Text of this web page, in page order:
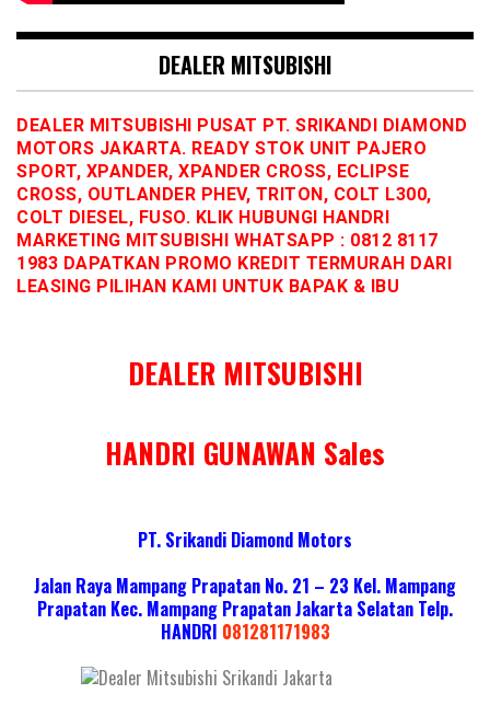
DEALER MITSUBISHI
DEALER MITSUBISHI PUSAT PT. SRIKANDI DIAMOND
MOTORS JAKARTA. READY STOK UNIT PAJERO
SPORT, XPANDER, XPANDER CROSS, ECLIPSE
CROSS, OUTLANDER PHEV, TRITON, COLT L300,
COLT DIESEL, FUSO. KLIK HUBUNGI HANDRI
MARKETING MITSUBISHI WHATSAPP : 0812 8117
1983 DAPATKAN PROMO KREDIT TERMURAH DARI
LEASING PILIHAN KAMI UNTUK BAPAK & IBU
DEALER MITSUBISHI
HANDRI GUNAWAN Sales
PT. Srikandi Diamond Motors
Jalan Raya Mampang Prapatan No. 21 – 23 Kel. Mampang
Prapatan Kec. Mampang Prapatan Jakarta Selatan Telp.
HANDRI 081281171983